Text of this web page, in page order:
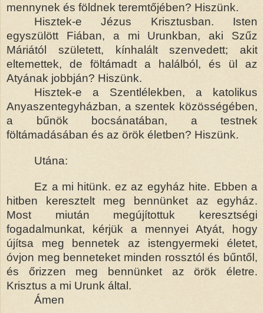
mennynek és földnek teremtőjében? Hiszünk.
Hisztek-e Jézus Krisztusban. Isten
egyszülött Fiában, a mi Urunkban, aki Szűz
Máriától született, kínhalált szenvedett; akit
eltemettek, de föltámadt a halálból, és ül az
Atyának jobbján? Hiszünk.
Hisztek-e a Szentlélekben, a katolikus
Anyaszentegyházban, a szentek közösségében,
a bűnök bocsánatában, a testnek
föltámadásában és az örök életben? Hiszünk.
Utána:
Ez a mi hitünk. ez az egyház hite. Ebben a
hitben keresztelt meg bennünket az egyház.
Most miután megújítottuk keresztségi
fogadalmunkat, kérjük a mennyei Atyát, hogy
újítsa meg bennetek az istengyermeki életet,
óvjon meg benneteket minden rossztól és bűntől,
és őrizzen meg bennünket az örök életre.
Krisztus a mi Urunk által.
Ámen